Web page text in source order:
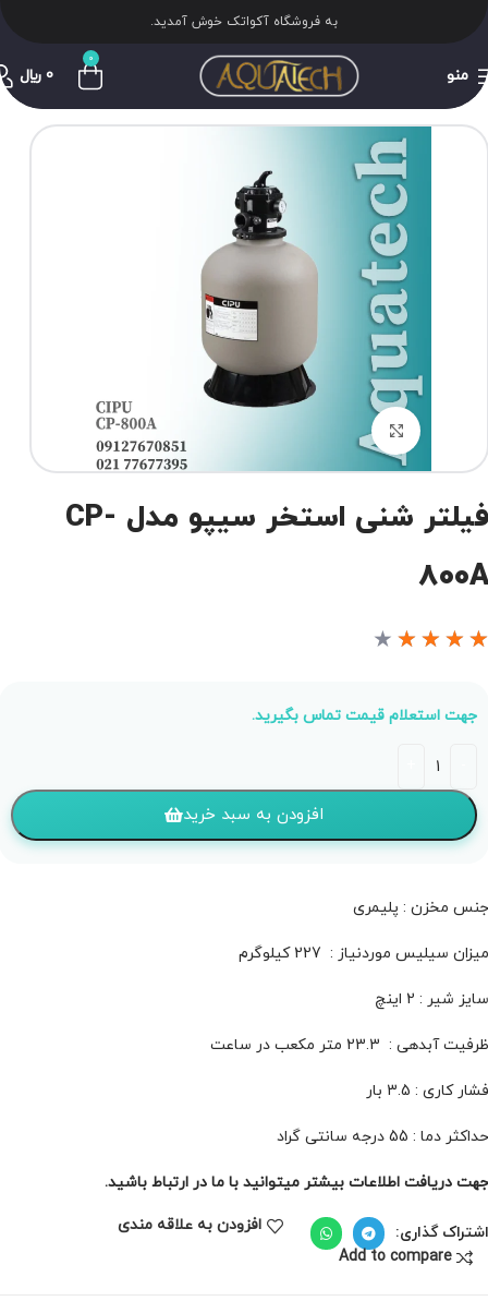
به فروشگاه آکواتک خوش آمدید.
منو
0
0 ﷼
برای بزرگنمایی کلیک کنید
فیلتر شنی استخر سیپو مدل CP-
★
★
★
★
جهت استعلام قیمت تماس بگیرید.
افزودن به سبد خرید
مخزن : پلیمری
سیلیس موردنیاز : 227 کیلوگرم
شیر : 2 اینچ
آبدهی : 23.3 متر مکعب در ساعت
کاری : 3.5 بار
دما : 55 درجه سانتی گراد
دریافت اطلاعات بیشتر میتوانید با ما در ارتباط باشید.
گذاری:
افزودن به علاقه مندی
Add to compare